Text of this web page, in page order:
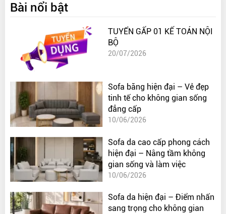
Bài nổi bật
TUYỂN GẤP 01 KẾ TOÁN NỘI
BỘ
20/07/2026
Sofa băng hiện đại – Vẻ đẹp
tinh tế cho không gian sống
đẳng cấp
10/06/2026
Sofa da cao cấp phong cách
hiện đại – Nâng tầm không
gian sống và làm việc
10/06/2026
Sofa da hiện đại – Điểm nhấn
sang trọng cho không gian